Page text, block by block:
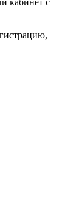
кабинет с